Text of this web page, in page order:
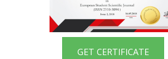
GET CERTIFICATE